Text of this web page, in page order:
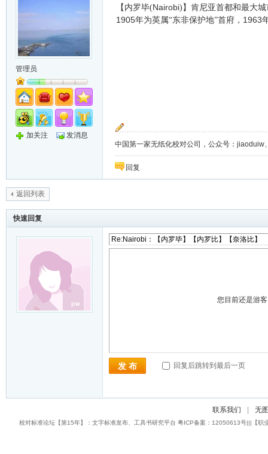
管理员
加关注 发消息
【内罗毕(Nairobi)】肯尼亚首都和最大
1905年为英属“东非保护地”首府， 1963
中国第一家无纸化校对公司，公众号：
回复
返回列表
快速回复
您目前还是游
发 布 回复后跳转到最后一页
联系我们 无
校对标准论坛【第15年】：文字标准发布、工具书研究平台 粤ICP备案：12050613号|||【